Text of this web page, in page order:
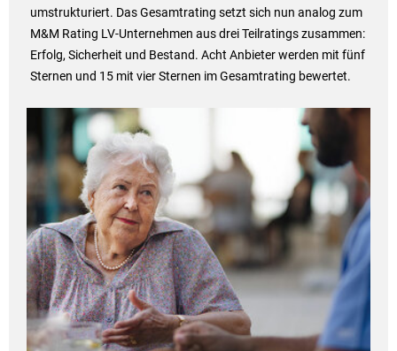
umstrukturiert. Das Gesamtrating setzt sich nun analog zum
M&M Rating LV-Unternehmen aus drei Teilratings zusammen:
Erfolg, Sicherheit und Bestand. Acht Anbieter werden mit fünf
Sternen und 15 mit vier Sternen im Gesamtrating bewertet.